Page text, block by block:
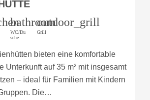
bathroom
WC/Du
sche
outdoor_grill
Grill
bieten eine komfortable
Unterkunft auf 35 m² mit insgesamt
– ideal für Familien mit Kindern
Die…